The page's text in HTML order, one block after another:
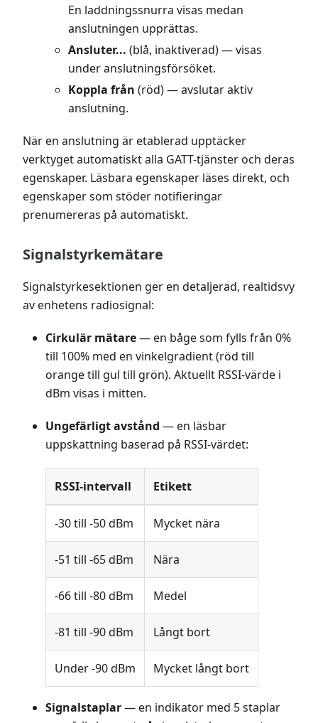
En laddningssnurra visas medan
anslutningen upprättas.
Ansluter... (blå, inaktiverad) — visas
under anslutningsförsöket.
Koppla från (röd) — avslutar aktiv
anslutning.
När en anslutning är etablerad upptäcker
verktyget automatiskt alla GATT-tjänster och deras
egenskaper. Läsbara egenskaper läses direkt, och
egenskaper som stöder notifieringar
prenumereras på automatiskt.
Signalstyrkemätare
Signalstyrkesektionen ger en detaljerad, realtidsvy
av enhetens radiosignal:
Cirkulär mätare— en båge som fylls från 0%
till 100% med en vinkelgradient (röd till
orange till gul till grön). Aktuellt RSSI-värde i
dBm visas i mitten.
Ungefärligt avstånd — en läsbar
uppskattning baserad på RSSI-värdet:
RSSI-intervall Etikett
-30 till -50 dBm Mycket nära
-51 till -65 dBm Nära
-66 till -80 dBm Medel
-81 till -90 dBm Långt bort
Under -90 dBm Mycket långt bort
Signalstaplar— en indikator med 5 staplar